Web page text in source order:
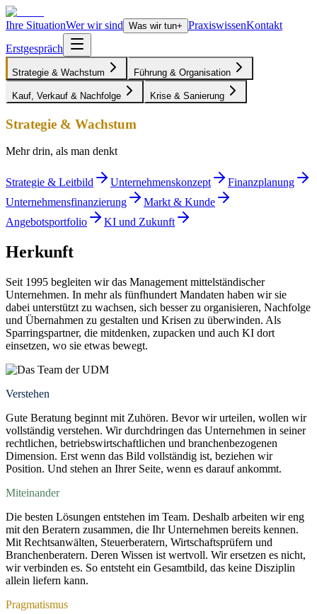
Ihre SituationWer wir sind Was wir tun+ PraxiswissenKontakt
Erstgespräch
Strategie & Wachstum Führung & Organisation
Kauf, Verkauf & Nachfolge Krise & Sanierung
Strategie & Wachstum
Mehr drin, als man denkt
Strategie & Leitbild Unternehmenskonzept
Finanzplanung
Unternehmensfinanzierung
Markt & Kunde
Angebotsportfolio
KI und Zukunft
Herkunft
Seit 1995 begleiten wir das Management mittelständischer
Unternehmen. In mehr als fünfhundert Mandaten haben wir sie
dabei unterstützt zu wachsen, sich besser zu organisieren, Nachfolge
und Übernahmen zu gestalten und Krisen zu überwinden. Als
Sparringspartner, die mitdenken, zupacken und auch KI dort
einsetzen, wo sie etwas bewegt.
Verstehen
Gute Beratung beginnt mit Zuhören. Bevor wir urteilen, wollen wir
vollständig verstehen. Wir durchdringen das Unternehmen in seiner
rechtlichen, betriebswirtschaftlichen und branchenbezogenen
Dimension. Erst wenn das Bild vollständig ist, beziehen wir
Position. Und stehen an Ihrer Seite, wenn es darauf ankommt.
Miteinander
Die besten Lösungen entstehen im Team. Deshalb arbeiten wir eng
mit den Beratern zusammen, die Ihr Unternehmen bereits kennen.
Mit Rechtsanwälten, Steuerberatern, Wirtschaftsprüfern und
Branchenberatern. Deren Wissen ist wertvoll. Wir ersetzen es nicht,
wir verbinden es. So entsteht ein Gesamtbild, das keine Disziplin
allein liefern kann.
Pragmatismus